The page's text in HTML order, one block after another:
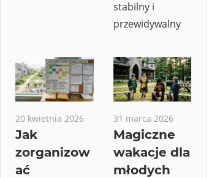
stabilny i
przewidywalny
20 kwietnia 2026
Jak
zorganizow
ać
31 marca 2026
Magiczne
wakacje dla
młodych